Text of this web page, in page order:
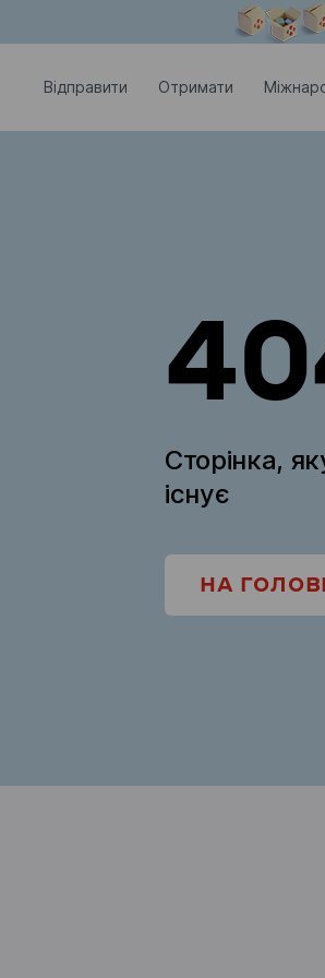
Відправити Отримати
Сторінка,
існує
НА